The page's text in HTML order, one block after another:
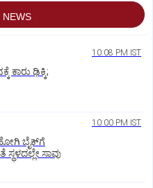
NEWS
10:08 PM IST
ಕಾರು ಢಿಕ್ಕಿ;
10:00 PM IST
ಹೋಗಿ ಬೈಕ್‌ಗೆ
ಸಾವು